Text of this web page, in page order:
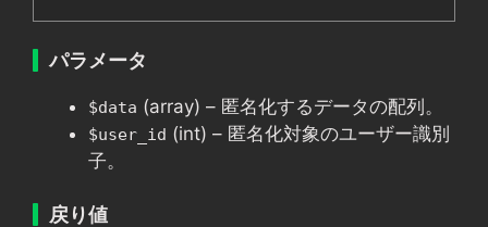
パラメータ
$data (array) – 匿名化するデータの配列。
$user_id (int) – 匿名化対象のユーザー識別
子。
戻り値